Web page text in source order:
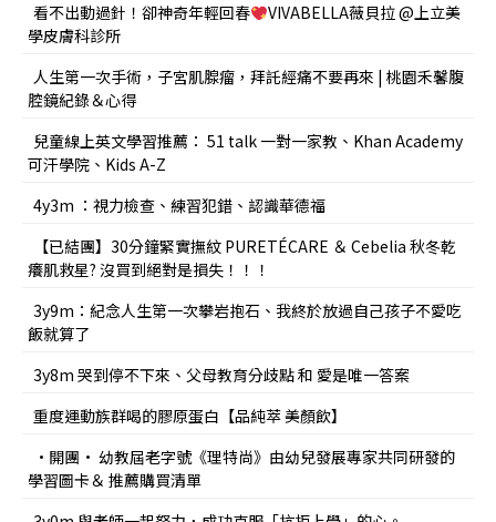
看不出動過針！卻神奇年輕回春
VIVABELLA薇貝拉 @上立美
學皮膚科診所
人生第一次手術，子宮肌腺瘤，拜託經痛不要再來 | 桃園禾馨腹
腔鏡紀錄＆心得
兒童線上英文學習推薦： 51 talk 一對一家教、Khan Academy
可汗學院、Kids A-Z
4y3m ：視力檢查、練習犯錯、認識華德福
【已結團】30分鐘緊實撫紋 PURETÉCARE ＆ Cebelia 秋冬乾
癢肌救星? 沒買到絕對是損失！！！
3y9m：紀念人生第一次攀岩抱石、我終於放過自己孩子不愛吃
飯就算了
3y8m 哭到停不下來、父母教育分歧點 和 愛是唯一答案
重度運動族群喝的膠原蛋白【品純萃 美顏飲】
•開團• 幼教屆老字號《理特尚》由幼兒發展專家共同研發的
學習圖卡＆ 推薦購買清單